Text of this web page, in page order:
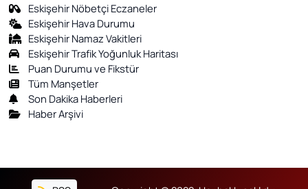
Eskişehir Nöbetçi Eczaneler
Eskişehir Hava Durumu
Eskişehir Namaz Vakitleri
Eskişehir Trafik Yoğunluk Haritası
Puan Durumu ve Fikstür
Tüm Manşetler
Son Dakika Haberleri
Haber Arşivi